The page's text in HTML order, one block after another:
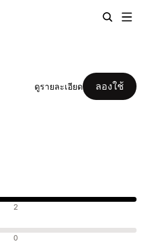
ดูรายละเอียด ลองใช้
2
0